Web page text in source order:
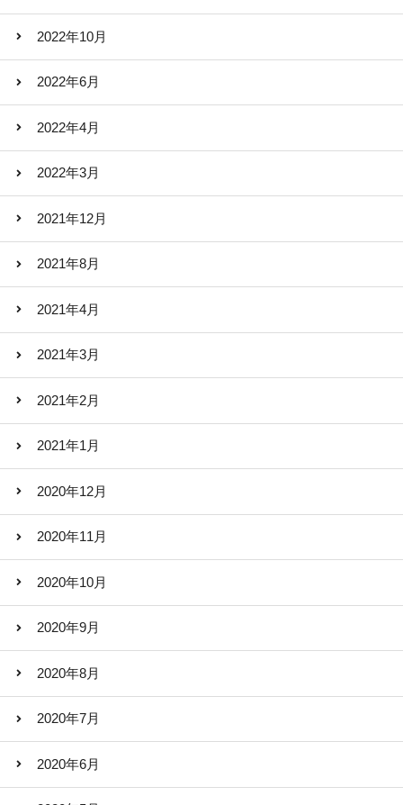
2022年10月
2022年6月
2022年4月
2022年3月
2021年12月
2021年8月
2021年4月
2021年3月
2021年2月
2021年1月
2020年12月
2020年11月
2020年10月
2020年9月
2020年8月
2020年7月
2020年6月